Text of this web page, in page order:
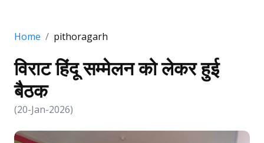
Home pithoragarh
विराट हिंदू सम्मेलन को लेकर हुई
बैठक
(20-Jan-2026)